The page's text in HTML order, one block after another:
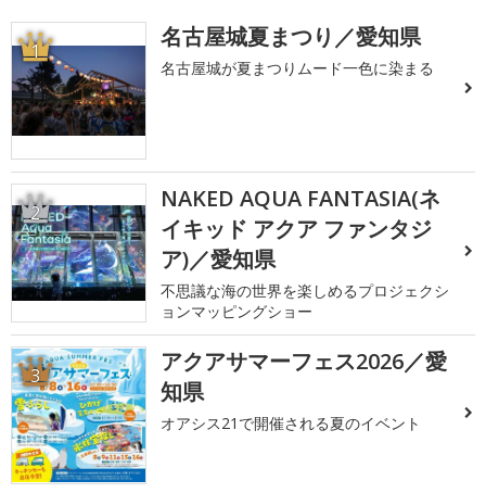
1 名古屋城夏まつり／愛知県
名古屋城が夏まつりムード一色に染まる
2
NAKED AQUA FANTASIA(ネ
イキッド アクア ファンタジ
ア)／愛知県
不思議な海の世界を楽しめるプロジェクシ
ョンマッピングショー
3
アクアサマーフェス2026／愛
知県
オアシス21で開催される夏のイベント